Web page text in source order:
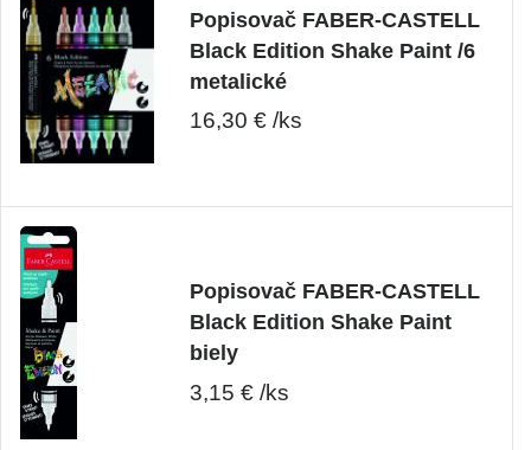
Popisovač FABER-CASTELL
Black Edition Shake Paint /6
metalické
16,30 € /ks
Popisovač FABER-CASTELL
Black Edition Shake Paint
biely
3,15 € /ks